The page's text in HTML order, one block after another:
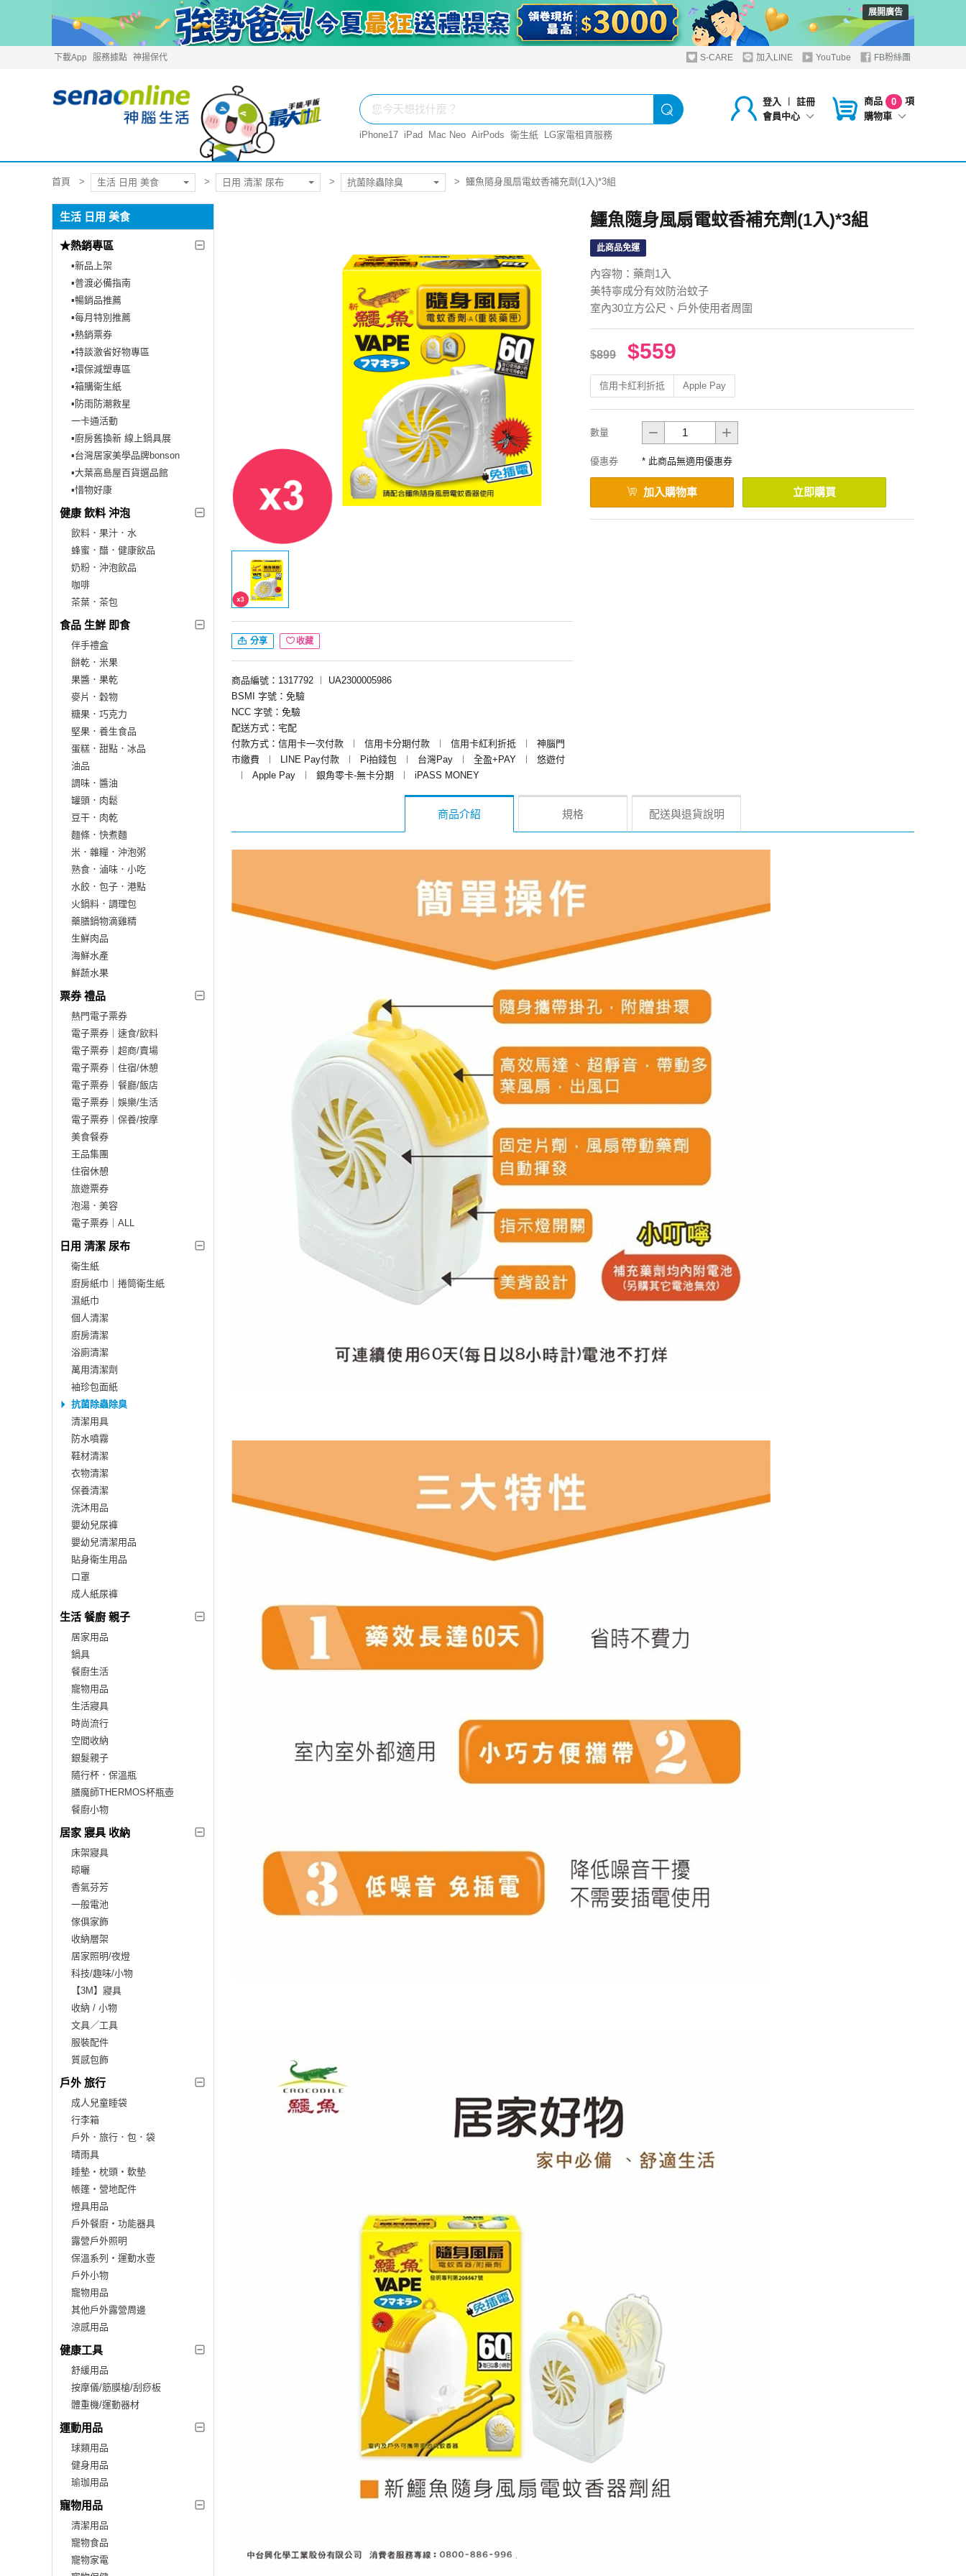
展開廣告
下載App 服務據點 神揚保代 S-CARE 加入LINE YouTube FB粉絲團
登入 ︱
註冊
會員中心
商品 0
項
購物車
iPhone17 iPad Mac Neo AirPods 衛生紙 LG家電租賃服務
首頁 生活 日用 美食 日用 清潔 尿布 抗菌除蟲除臭 鱷魚隨身風扇電蚊香補充劑(1入)*3組
生活 日用 美食
★熱銷專區
▪︎新品上架
▪︎普渡必備指南
▪︎暢銷品推薦
▪︎每月特別推薦
▪︎熱銷票券
▪︎特談激省好物專區
▪︎環保減塑專區
▪︎箱購衛生紙
▪︎防雨防潮救星
一卡通活動
▪︎廚房舊換新 線上鍋具展
▪︎台灣居家美學品牌bonson
▪︎大葉高島屋百貨選品館
▪︎惜物好康
健康 飲料 沖泡
飲料．果汁．水
蜂蜜．醋．健康飲品
奶粉．沖泡飲品
咖啡
茶葉．茶包
食品 生鮮 即食
伴手禮盒
餅乾．米果
果醬．果乾
麥片．穀物
糖果．巧克力
堅果．養生食品
蛋糕．甜點．冰品
油品
調味．醬油
罐頭．肉鬆
豆干．肉乾
麵條．快煮麵
米．雜糧．沖泡粥
熟食．滷味．小吃
水餃．包子．港點
火鍋料．調理包
藥膳鍋物滴雞精
生鮮肉品
海鮮水產
鮮蔬水果
票券 禮品
熱門電子票券
電子票券｜速食/飲料
電子票券｜超商/賣場
電子票券｜住宿/休憩
電子票券｜餐廳/飯店
電子票券｜娛樂/生活
電子票券｜保養/按摩
美食餐券
王品集團
住宿休憩
旅遊票券
泡湯．美容
電子票券｜ALL
日用 清潔 尿布
衛生紙
廚房紙巾｜捲筒衛生紙
濕紙巾
個人清潔
廚房清潔
浴廁清潔
萬用清潔劑
袖珍包面紙
抗菌除蟲除臭
清潔用具
防水噴霧
鞋材清潔
衣物清潔
保養清潔
洗沐用品
嬰幼兒尿褲
嬰幼兒清潔用品
貼身衛生用品
口罩
成人紙尿褲
生活 餐廚 親子
居家用品
鍋具
餐廚生活
寵物用品
生活寢具
時尚流行
空間收納
銀髮親子
隨行杯．保溫瓶
膳魔師THERMOS杯瓶壺
餐廚小物
居家 寢具 收納
床架寢具
晾曬
香氣芬芳
一般電池
傢俱家飾
收納層架
居家照明/夜燈
科技/趣味/小物
【3M】寢具
收納 / 小物
文具／工具
服裝配件
質感包飾
戶外 旅行
成人兒童睡袋
行李箱
戶外．旅行．包．袋
晴雨具
睡墊‧枕頭‧軟墊
帳篷‧營地配件
燈具用品
戶外餐廚‧功能器具
露營戶外照明
保溫系列‧運動水壺
戶外小物
寵物用品
其他戶外露營周邊
涼感用品
健康工具
舒緩用品
按摩儀/筋膜槍/刮痧板
體重機/運動器材
運動用品
球類用品
健身用品
瑜珈用品
寵物用品
清潔用品
寵物食品
寵物家電
分享 收藏
商品編號：1317792 ︱
UA2300005986
BSMI 字號：免驗
NCC 字號：免驗
配送方式：宅配
付款方式：信用卡一次付款
︱ 信用卡分期付款 ︱ 信用卡紅利折抵 ︱
神腦門
市繳費
︱ LINE Pay付款 ︱ Pi拍錢包 ︱ 台灣Pay ︱ 全盈+PAY ︱
悠遊付
︱
Apple Pay ︱ 銀角零卡-無卡分期 ︱ iPASS MONEY
鱷魚隨身風扇電蚊香補充劑(1入)*3組
此商品免運
內容物：藥劑1入
美特寧成分有效防治蚊子
室內30立方公尺、戶外使用者周圍
$899 $559
信用卡紅利折抵 Apple Pay
數量
優惠券 * 此商品無適用優惠券
加入購物車 立即購買
商品介紹 規格 配送與退貨說明